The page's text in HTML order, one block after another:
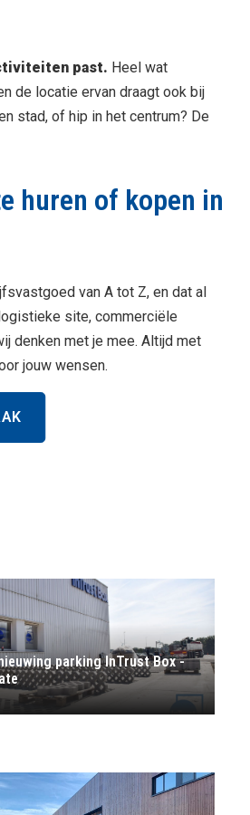
past. Heel wat
de locatie ervan draagt ook bij
stad, of hip in het centrum? De
huren of kopen in
van A tot Z, en dat al
site, commerciële
denken met je mee. Altijd met
jouw wensen.
parking InTrust Box -